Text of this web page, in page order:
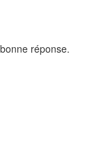
réponse.